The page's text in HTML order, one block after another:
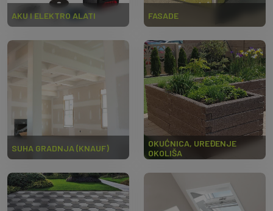
AKU I ELEKTRO ALATI FASADE
SUHA GRADNJA (KNAUF)
OKUĆNICA, UREĐENJE
OKOLIŠA